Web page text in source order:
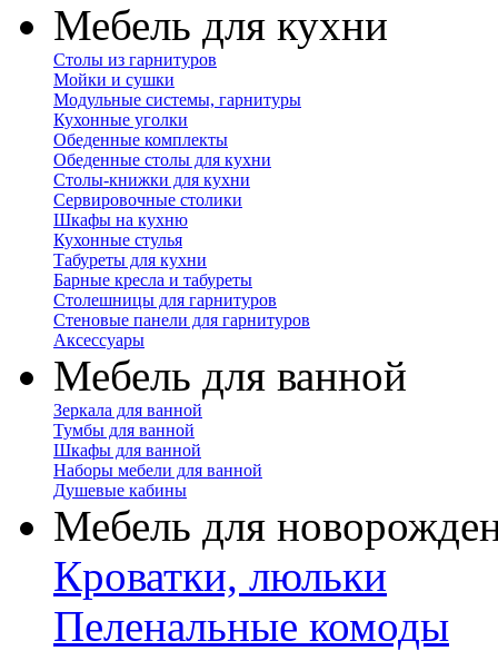
Мебель для кухни
Столы из гарнитуров
Мойки и сушки
Модульные системы, гарнитуры
Кухонные уголки
Обеденные комплекты
Обеденные столы для кухни
Столы-книжки для кухни
Сервировочные столики
Шкафы на кухню
Кухонные стулья
Табуреты для кухни
Барные кресла и табуреты
Столешницы для гарнитуров
Стеновые панели для гарнитуров
Аксессуары
Мебель для ванной
Зеркала для ванной
Тумбы для ванной
Шкафы для ванной
Наборы мебели для ванной
Душевые кабины
Мебель для
Кроватки, люльки
Пеленальные комоды